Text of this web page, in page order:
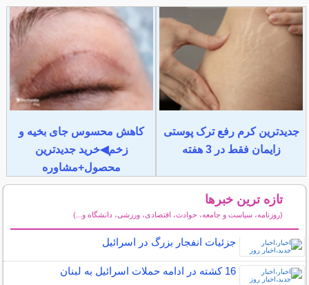
جدیدترین کرم رفع ترک پوستی
زایمان فقط در 3 هفته
کاهش محسوس جای بخیه و
زخم◀خرید جدیدترین
محصول+مشاوره
تازه ترین خبرها
(روزنامه، سیاست و جامعه، حوادث، اقتصادی، ورزشی، دانشگاه و...)
جزئیات انفجار بزرگ در اسرائیل
16 کشته در ادامه حملات اسرائیل به لبنان